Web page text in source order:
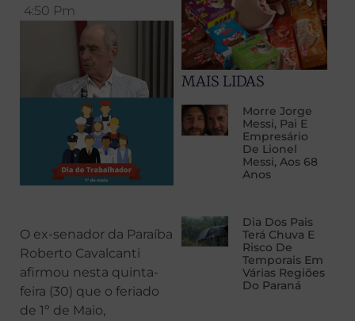
4:50 Pm
O ex-senador da Paraíba
Roberto Cavalcanti
afirmou nesta quinta-
feira (30) que o feriado
de 1º de Maio,
MAIS LIDAS
Morre Jorge
Messi, Pai E
Empresário
De Lionel
Messi, Aos 68
Anos
Dia Dos Pais
Terá Chuva E
Risco De
Temporais Em
Várias Regiões
Do Paraná